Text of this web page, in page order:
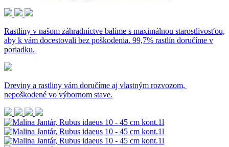
Rastliny v našom záhradníctve balíme s maximálnou starostlivosťou,
aby k vám docestovali bez poškodenia. 99,7% rastlín doručíme v
poriadku.
Dreviny a rastliny vám doručíme aj vlastným rozvozom,
nepoškodené vo výbornom stave.